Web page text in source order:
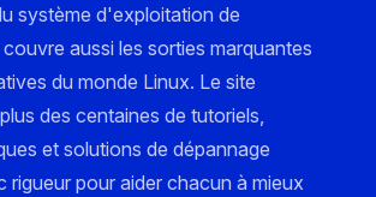
système d'exploitation de
aussi les sorties marquantes
du monde Linux. Le site
des centaines de tutoriels,
et solutions de dépannage
rigueur pour aider chacun à mieux